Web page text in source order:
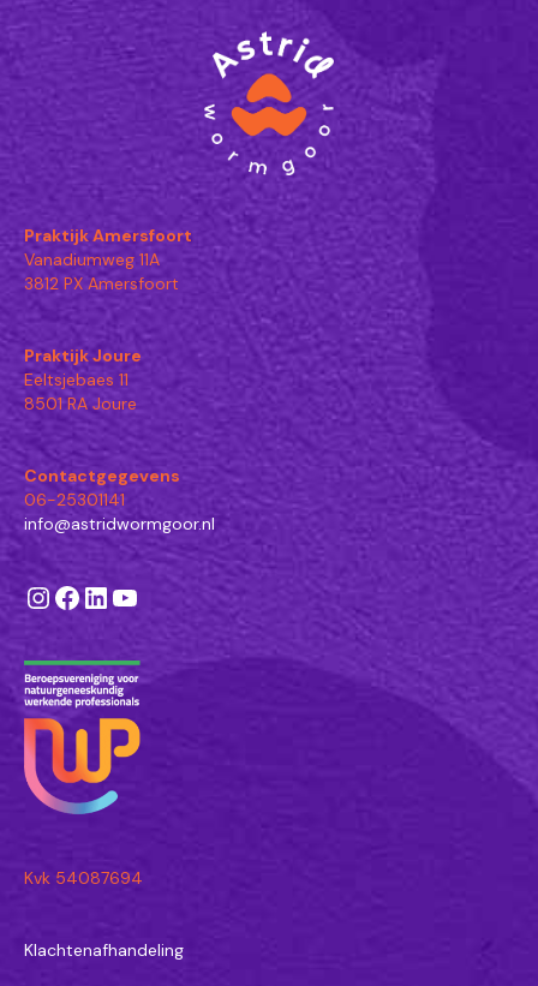
Praktijk Amersfoort
Vanadiumweg 11A
3812 PX Amersfoort
Praktijk Joure
Eeltsjebaes 11
8501 RA Joure
Contactgegevens
06-25301141
info@astridwormgoor.nl
Instagram
Facebook
LinkedIn
YouTube
Kvk 54087694
Klachtenafhandeling